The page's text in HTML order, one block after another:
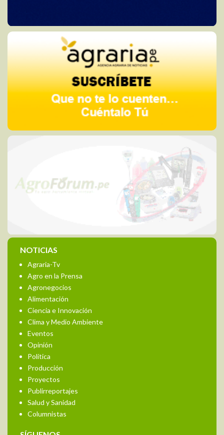
NOTICIAS
Agraria-Tv
Agro en la Prensa
Agronegocios
Alimentación
Ciencia e Innovación
Clima y Medio Ambiente
Eventos
Opinión
Política
Producción
Proyectos
Publirreportajes
Salud y Sanidad
Columnistas